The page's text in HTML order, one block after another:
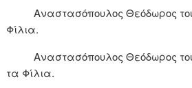
Αναστασόπουλος Θεόδωρος
Φίλια.
Αναστασόπουλος Θεόδωρος
τα Φίλια.